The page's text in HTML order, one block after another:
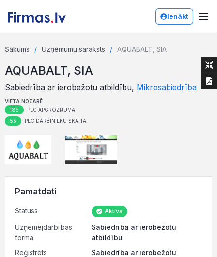
Ienākt
Sākums Uzņēmumu saraksts AQUABALT, SIA
AQUABALT, SIA
Sabiedrība ar ierobežotu atbildību, Mikrosabiedrība
VIETA NOZARĒ
185 PĒC APGROZĪJUMA
55 PĒC DARBINIEKU SKAITA
Pamatdati
Statuss Aktīvs
Uzņēmējdarbības
forma
Sabiedrība ar ierobežotu
atbildību
Reģistrēts
Sabiedrība ar ierobežotu